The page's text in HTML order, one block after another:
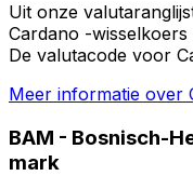
Uit onze
Cardano -
De valutacode voor
Meer informatie over
BAM - Bosnisch-
mark